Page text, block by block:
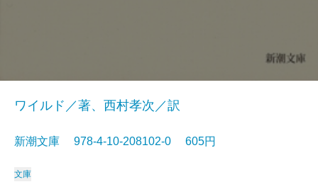
ワイルド／著、西村孝次／訳
新潮文庫 978-4-10-208102-0 605円
文庫